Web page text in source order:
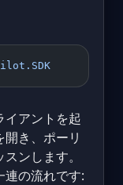
イアントを起
き、ポーリ
ンします。
連の流れです: